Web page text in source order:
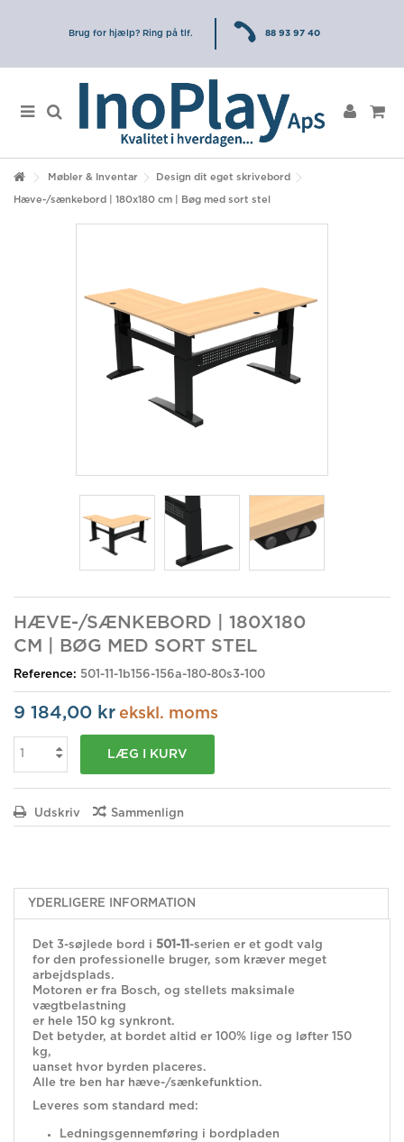
Brug for hjælp? Ring på tlf. 88 93 97 40
Møbler & Inventar Design dit eget skrivebord
Hæve-/sænkebord | 180x180 cm | Bøg med sort stel
HÆVE-/SÆNKEBORD | 180X180
CM | BØG MED SORT STEL
Reference: 501-11-1b156-156a-180-80s3-100
9 184,00 kr ekskl. moms
LÆG I KURV
Udskriv Sammenlign
YDERLIGERE INFORMATION
Det 3-søjlede bord i 501-11-serien er et godt valg
for den professionelle bruger, som kræver meget
arbejdsplads.
Motoren er fra Bosch, og stellets maksimale
vægtbelastning
er hele 150 kg synkront.
Det betyder, at bordet altid er 100% lige og løfter 150
kg,
uanset hvor byrden placeres.
Alle tre ben har hæve-/sænkefunktion.
Leveres som standard med:
Ledningsgennemføring i bordpladen